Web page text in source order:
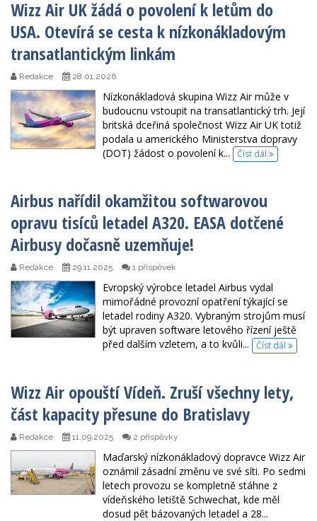
Wizz Air UK žádá o povolení k letům do
USA. Otevírá se cesta k nízkonákladovým
transatlantickým linkám
Redakce 28.01.2026
Nízkonákladová skupina Wizz Air může v
budoucnu vstoupit na transatlantický trh. Její
britská dceřiná společnost Wizz Air UK totiž
podala u amerického Ministerstva dopravy
(DOT) žádost o povolení k...
Číst dál
Airbus nařídil okamžitou softwarovou
opravu tisíců letadel A320. EASA dotčené
Airbusy dočasně uzemňuje!
Redakce 29.11.2025 1 příspěvek
Evropský výrobce letadel Airbus vydal
mimořádné provozní opatření týkající se
letadel rodiny A320. Vybraným strojům musí
být upraven software letového řízení ještě
před dalším vzletem, a to kvůli...
Číst dál
Wizz Air opouští Vídeň. Zruší všechny lety,
část kapacity přesune do Bratislavy
Redakce 11.09.2025 2 příspěvky
Maďarský nízkonákladový dopravce Wizz Air
oznámil zásadní změnu ve své síti. Po sedmi
letech provozu se kompletně stáhne z
vídeňského letiště Schwechat, kde měl
dosud pět bázovaných letadel a 28...